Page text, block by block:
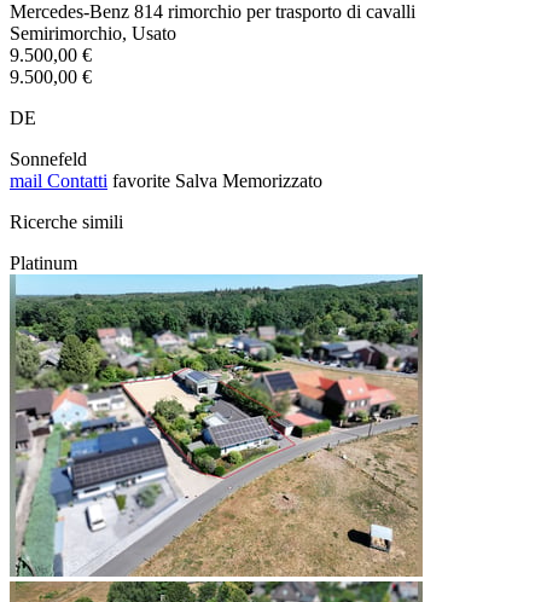
Mercedes-Benz 814 rimorchio per trasporto di cavalli
Semirimorchio, Usato
9.500,00 €
9.500,00 €
DE
Sonnefeld
mail Contatti favorite Salva Memorizzato
Ricerche simili
Platinum